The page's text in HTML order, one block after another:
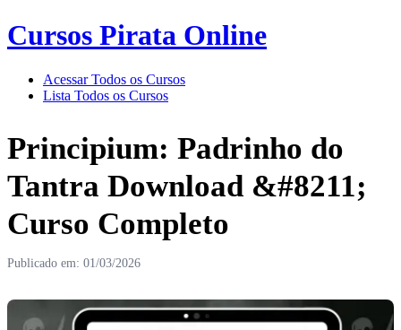
Cursos Pirata Online
Acessar Todos os Cursos
Lista Todos os Cursos
Principium: Padrinho do
Tantra Download &#8211;
Curso Completo
Publicado em: 01/03/2026